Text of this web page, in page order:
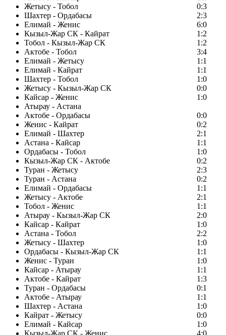
Жетысу - Тобол
0:3
Шахтер - Ордабасы
2:3
Елимай - Женис
6:0
Кызыл-Жар СК - Кайрат
1:2
Тобол - Кызыл-Жар СК
1:2
Актобе - Тобол
3:4
Елимай - Жетысу
1:1
Елимай - Кайрат
1:1
Шахтер - Тобол
1:0
Жетысу - Кызыл-Жар СК
0:0
Кайсар - Женис
1:0
Атырау - Астана
Актобе - Ордабасы
0:0
Женис - Кайрат
0:2
Елимай - Шахтер
2:1
Астана - Кайсар
1:1
Ордабасы - Тобол
1:0
Кызыл-Жар СК - Актобе
0:2
Туран - Жетысу
2:3
Туран - Астана
0:2
Елимай - Ордабасы
1:1
Жетысу - Актобе
2:1
Тобол - Женис
1:1
Атырау - Кызыл-Жар СК
2:0
Кайсар - Кайрат
1:0
Астана - Тобол
2:2
Жетысу - Шахтер
1:0
Ордабасы - Кызыл-Жар СК
1:1
Женис - Туран
1:0
Кайсар - Атырау
1:1
Актобе - Кайрат
1:3
Туран - Ордабасы
0:1
Актобе - Атырау
1:1
Шахтер - Астана
1:0
Кайрат - Жетысу
0:0
Елимай - Кайсар
1:0